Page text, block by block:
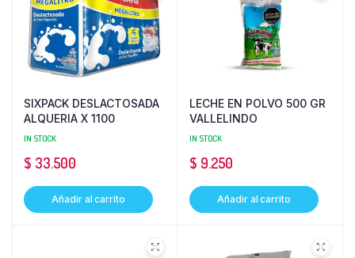
SIXPACK DESLACTOSADA
ALQUERIA X 1100
IN STOCK
$ 33.500
Añadir al carrito
LECHE EN POLVO 500 GR
VALLELINDO
IN STOCK
$ 9.250
Añadir al carrito